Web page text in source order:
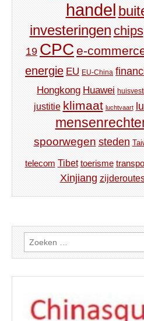
handel
investeringen chips
19 CPC e-
energie EU EU-China
Hongkong Huawei
justitie klimaat luchtvaart
spoorwegen steden
telecom Tibet toerisme
Xinjiang
Zoeken
naar: